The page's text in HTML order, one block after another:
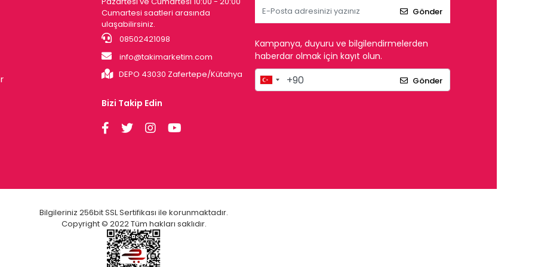
Cumartesi saatleri arasında
ulaşabilirsiniz.
08502421098
info@takimarketim.com
DEPO 43030 Zafertepe/Kütahya
Bizi Takip Edin
Gönder
Kampanya, duyuru ve bilgilendirmelerden
haberdar olmak için kayıt olun.
Gönder
Bilgileriniz 256bit SSL Sertifikası ile korunmaktadır.
Copyright © 2022 Tüm hakları saklıdır.